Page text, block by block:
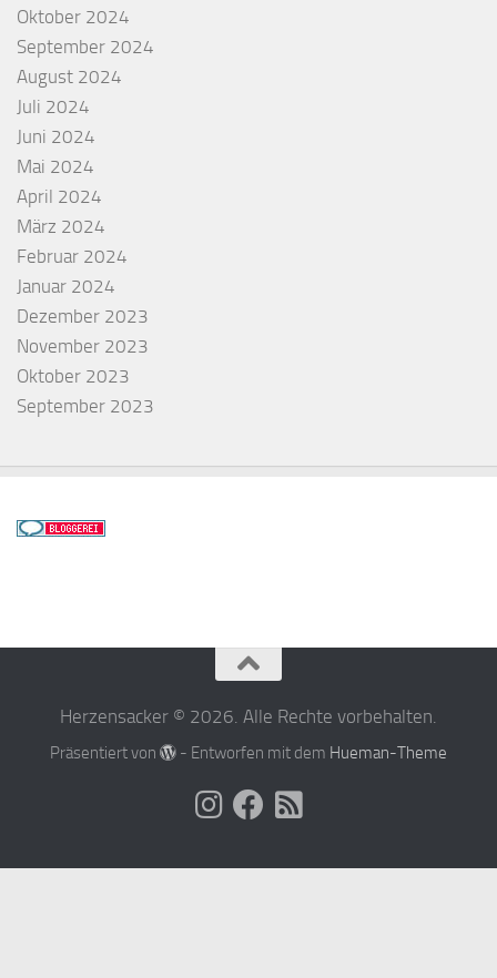
Oktober 2024
September 2024
August 2024
Juli 2024
Juni 2024
Mai 2024
April 2024
März 2024
Februar 2024
Januar 2024
Dezember 2023
November 2023
Oktober 2023
September 2023
Herzensacker © 2026. Alle Rechte vorbehalten.
Präsentiert von - Entworfen mit dem Hueman-Theme